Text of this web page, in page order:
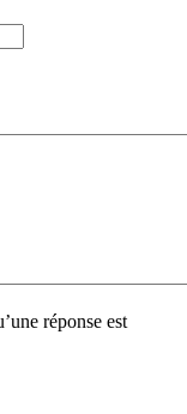
réponse est